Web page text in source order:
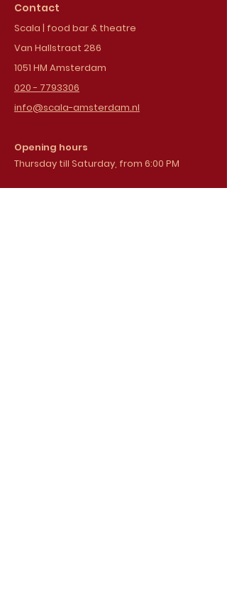
Contact
Scala | food bar & theatre
Van Hallstraat 286
1051 HM Amsterdam
020 - 7793306
info@scala-amsterdam.nl
Opening hours
Thursday till Saturday, from 6:00 PM